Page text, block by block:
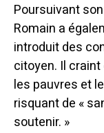
Poursuivant
Romain a
introduit des
citoyen. Il
les pauvres et
risquant de «
soutenir. »